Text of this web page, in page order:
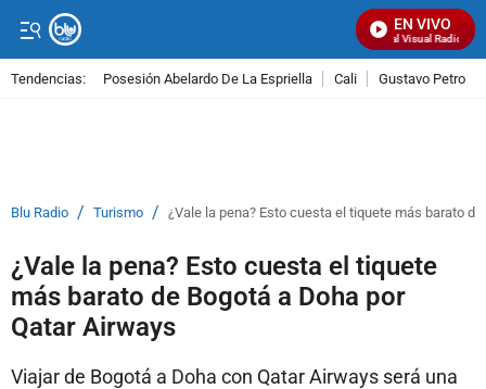
EN VIVO
Señal Visual Radio
Tendencias: Posesión Abelardo De La Espriella Cali Gustavo Petro
Blu Radio / Turismo / ¿Vale la pena? Esto cuesta el tiquete más barato
¿Vale la pena? Esto cuesta el tiquete
más barato de Bogotá a Doha por
Qatar Airways
Viajar de Bogotá a Doha con Qatar Airways será una